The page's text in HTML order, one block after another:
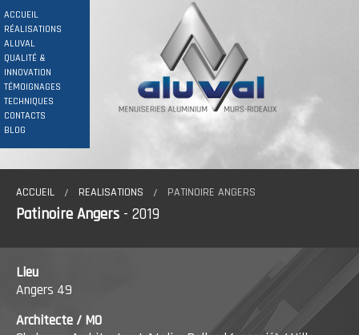
ACCUEIL
RÉALISATIONS
ALUVAL
QUALITÉ &
INNOVATION
TÉMOIGNAGES
TECHNIQUES
CONTACTS
BLOG
ACCUEIL REALISATIONS PATINOIRE ANGERS
Patinoire Angers - 2019
Lieu
Angers 49
Architecte / MO